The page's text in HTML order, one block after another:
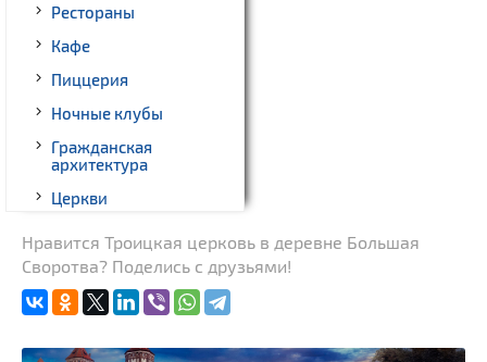
Рестораны
Кафе
Пиццерия
Ночные клубы
Гражданская
архитектура
Церкви
Памятники природы
Новости
Нравится Троицкая церковь в деревне Большая
Своротва? Поделись с друзьями!